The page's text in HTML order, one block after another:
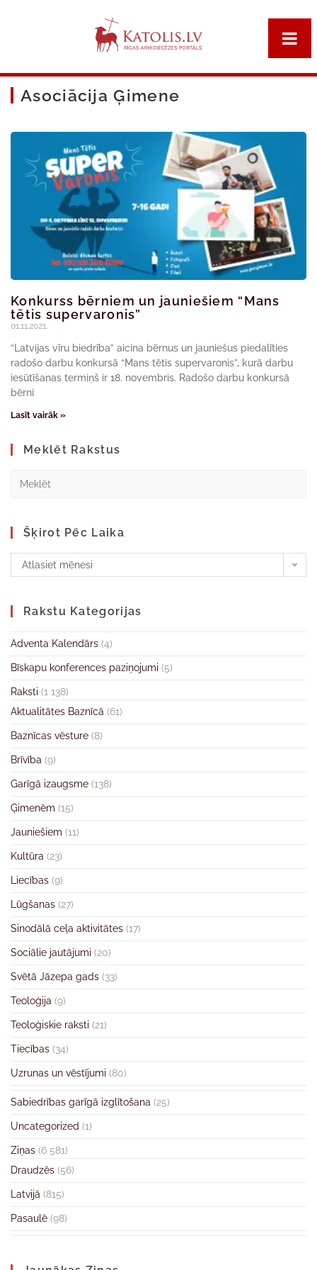
Asociācija Ģimene
Konkurss bērniem un jauniešiem “Mans
tētis supervaronis”
01.11.2021.
“Latvijas vīru biedrība” aicina bērnus un jauniešus piedalīties
radošo darbu konkursā “Mans tētis supervaronis”, kurā darbu
iesūtīšanas termiņš ir 18. novembris. Radošo darbu konkursā
bērni
Lasīt vairāk »
Meklēt Rakstus
Šķirot Pēc Laika
Atlasiet mēnesi
Rakstu Kategorijas
Adventa Kalendārs (4)
Bīskapu konferences paziņojumi (5)
Raksti (1 138)
Aktualitātes Baznīcā (61)
Baznīcas vēsture (8)
Brīvība (9)
Garīgā izaugsme (138)
Ģimenēm (15)
Jauniešiem (11)
Kultūra (23)
Liecības (9)
Lūgšanas (27)
Sinodālā ceļa aktivitātes (17)
Sociālie jautājumi (20)
Svētā Jāzepa gads (33)
Teoloģija (9)
Teoloģiskie raksti (21)
Tiecības (34)
Uzrunas un vēstījumi (80)
Sabiedrības garīgā izglītošana (25)
Uncategorized (1)
Ziņas (6 581)
Draudzēs (56)
Latvijā (815)
Pasaulē (98)